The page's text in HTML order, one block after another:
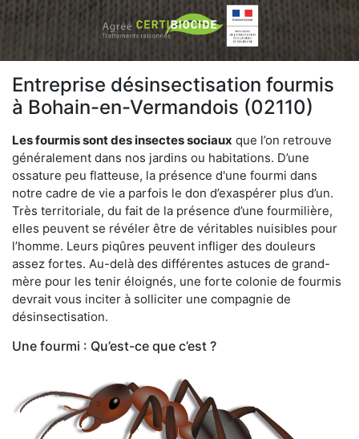
Entreprise désinsectisation fourmis
à Bohain-en-Vermandois (02110)
Les fourmis sont des insectes sociaux que l’on retrouve
généralement dans nos jardins ou habitations. D’une
ossature peu flatteuse, la présence d'une fourmi dans
notre cadre de vie a parfois le don d’exaspérer plus d’un.
Très territoriale, du fait de la présence d’une fourmilière,
elles peuvent se révéler être de véritables nuisibles pour
l’homme. Leurs piqûres peuvent infliger des douleurs
assez fortes. Au-delà des différentes astuces de grand-
mère pour les tenir éloignés, une forte colonie de fourmis
devrait vous inciter à solliciter une compagnie de
désinsectisation.
Une fourmi : Qu’est-ce que c’est ?